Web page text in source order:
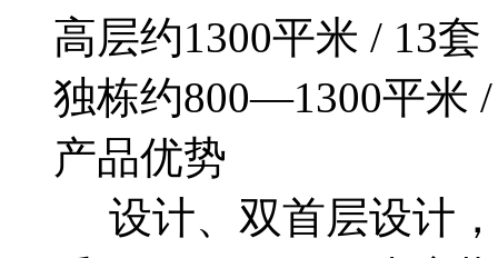
高层约1300平米 / 13套
独栋约800—1300平米
产品优势
设计、双首层设计